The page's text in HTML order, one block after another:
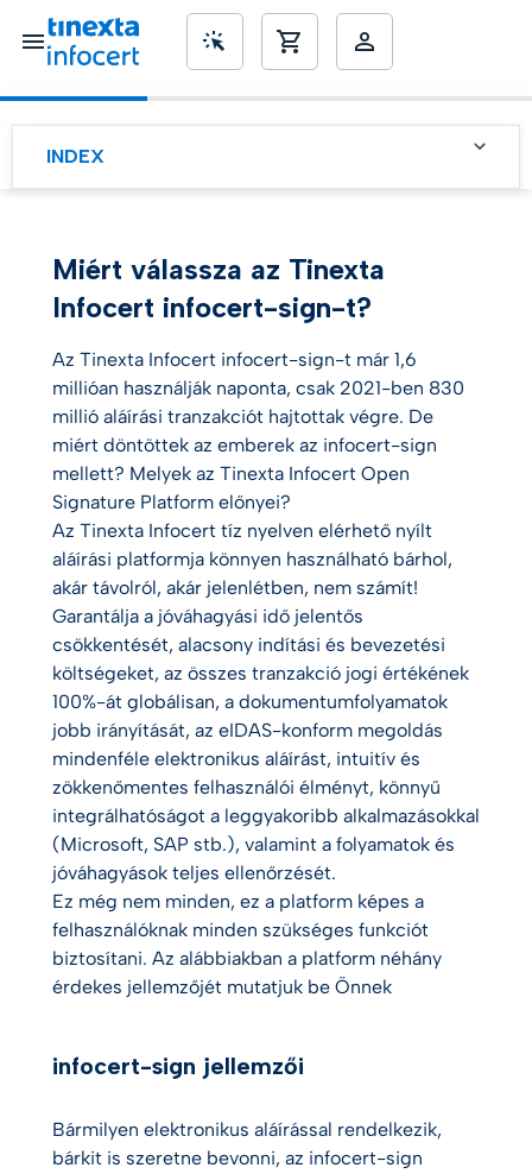
INDEX
infocert-sign növeli a jogi
tranzakciók értékét
Miért válassza az Tinexta
Infocert infocert-sign-t?
Az Tinexta Infocert infocert-sign-t már 1,6
millióan használják naponta, csak 2021-ben 830
millió aláírási tranzakciót hajtottak végre. De
miért döntöttek az emberek az infocert-sign
mellett? Melyek az Tinexta Infocert Open
Signature Platform előnyei?
Az Tinexta Infocert tíz nyelven elérhető nyílt
aláírási platformja könnyen használható bárhol,
akár távolról, akár jelenlétben, nem számít!
Garantálja a jóváhagyási idő jelentős
csökkentését, alacsony indítási és bevezetési
költségeket, az összes tranzakció jogi értékének
100%-át globálisan, a dokumentumfolyamatok
jobb irányítását, az eIDAS-konform megoldás
mindenféle elektronikus aláírást, intuitív és
zökkenőmentes felhasználói élményt, könnyű
integrálhatóságot a leggyakoribb alkalmazásokkal
(Microsoft, SAP stb.), valamint a folyamatok és
jóváhagyások teljes ellenőrzését.
Ez még nem minden, ez a platform képes a
felhasználóknak minden szükséges funkciót
biztosítani. Az alábbiakban a platform néhány
érdekes jellemzőjét mutatjuk be Önnek
infocert-sign jellemzői
Bármilyen elektronikus aláírással rendelkezik,
bárkit is szeretne bevonni, az infocert-sign